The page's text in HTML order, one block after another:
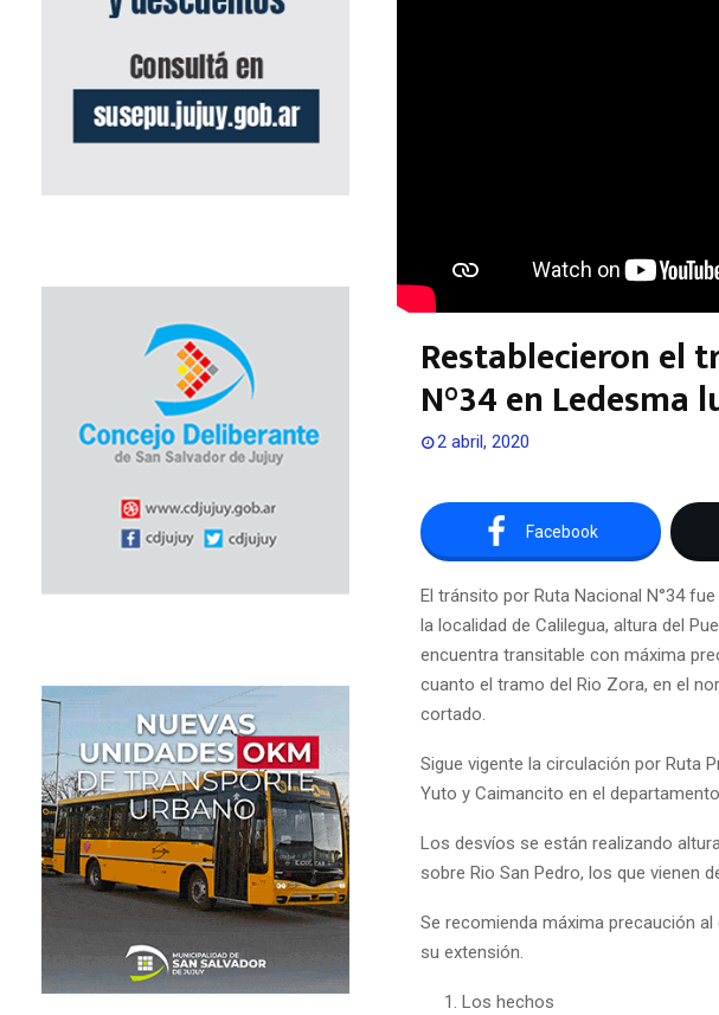
Restablecieron el
N°34 en Ledesma
2 abril, 2020
Facebook
El tránsito por Ruta Nacional N°34
la localidad de Calilegua, altura del
encuentra transitable con máxima
cuanto el tramo del Rio Zora, en el
cortado.
Sigue vigente la circulación por Ruta
Yuto y Caimancito en el
Los desvíos se están realizando
sobre Rio San Pedro, los que vienen
Se recomienda máxima precaución
su extensión.
Los hechos